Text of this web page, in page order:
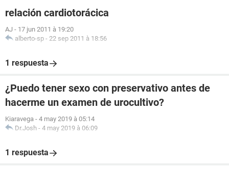
relación cardiotorácica
AJ - 17 jun 2011 à 19:20
alberto-sp - 22 sep 2011 à 18:56
1 respuesta
¿Puedo tener sexo con preservativo antes de
hacerme un examen de urocultivo?
Kiaravega - 4 may 2019 à 05:14
Dr.Josh - 4 may 2019 à 06:09
1 respuesta